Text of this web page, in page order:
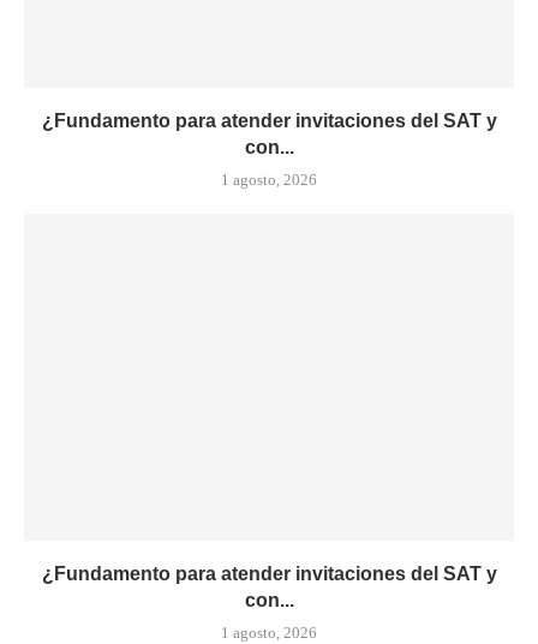
¿Fundamento para atender invitaciones del SAT y
con...
1 agosto, 2026
¿Fundamento para atender invitaciones del SAT y
con...
1 agosto, 2026